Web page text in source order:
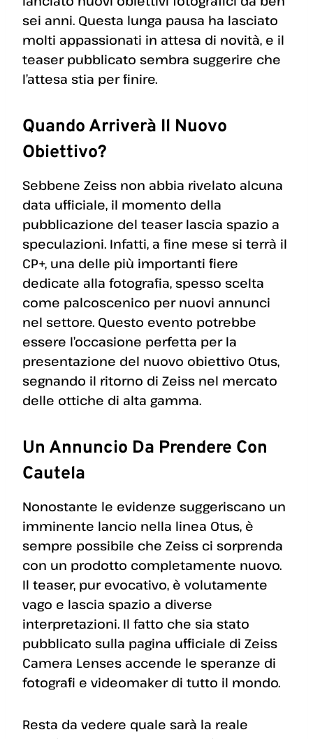
sei anni. Questa lunga pausa ha lasciato
molti appassionati in attesa di novità, e il
teaser pubblicato sembra suggerire che
l’attesa stia per finire.
Quando Arriverà Il Nuovo
Obiettivo?
Sebbene Zeiss non abbia rivelato alcuna
data ufficiale, il momento della
pubblicazione del teaser lascia spazio a
speculazioni. Infatti, a fine mese si terrà il
CP+, una delle più importanti fiere
dedicate alla fotografia, spesso scelta
come palcoscenico per nuovi annunci
nel settore. Questo evento potrebbe
essere l’occasione perfetta per la
presentazione del nuovo obiettivo Otus,
segnando il ritorno di Zeiss nel mercato
delle ottiche di alta gamma.
Un Annuncio Da Prendere Con
Cautela
Nonostante le evidenze suggeriscano un
imminente lancio nella linea Otus, è
sempre possibile che Zeiss ci sorprenda
con un prodotto completamente nuovo.
Il teaser, pur evocativo, è volutamente
vago e lascia spazio a diverse
interpretazioni. Il fatto che sia stato
pubblicato sulla pagina ufficiale di Zeiss
Camera Lenses accende le speranze di
fotografi e videomaker di tutto il mondo.
Resta da vedere quale sarà la reale